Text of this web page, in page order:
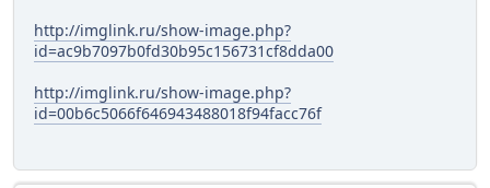
http://imglink.ru/show-image.php?
id=ac9b7097b0fd30b95c156731cf8dda00
http://imglink.ru/show-image.php?
id=00b6c5066f646943488018f94facc76f